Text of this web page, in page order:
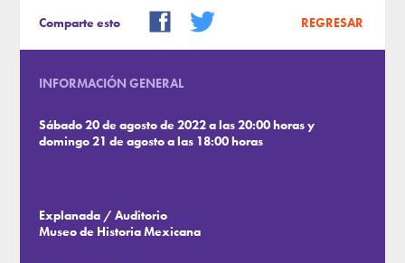
Comparte esto REGRESAR
INFORMACIÓN GENERAL
Sábado 20 de agosto de 2022 a las 20:00 horas y
domingo 21 de agosto a las 18:00 horas
Explanada / Auditorio
Museo de Historia Mexicana